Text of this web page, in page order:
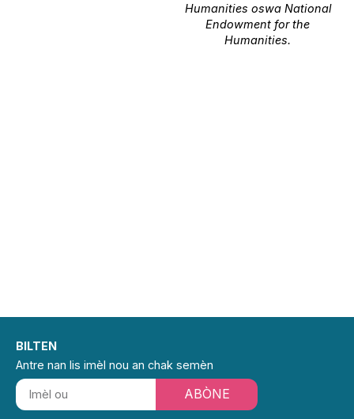
Humanities oswa National
Endowment for the
Humanities.
BILTEN
Antre nan lis imèl nou an chak semèn
ABÒNE